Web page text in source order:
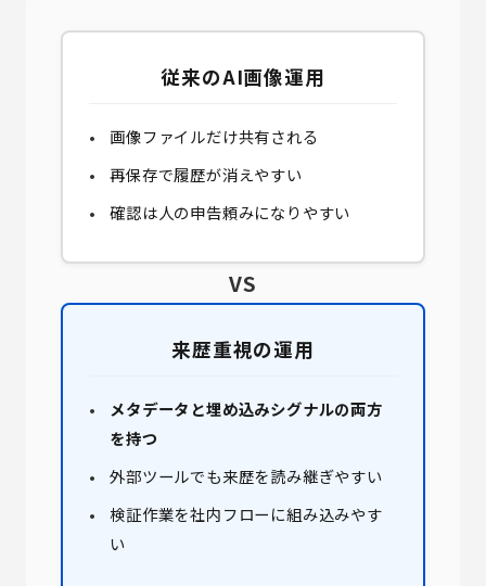
従来のAI画像運用
画像ファイルだけ共有される
再保存で履歴が消えやすい
確認は人の申告頼みになりやすい
VS
来歴重視の運用
メタデータと埋め込みシグナルの両方
を持つ
外部ツールでも来歴を読み継ぎやすい
検証作業を社内フローに組み込みやす
い